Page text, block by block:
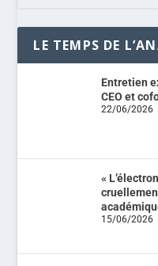
LE TEMPS DE
Entretien
CEO et
22/06/2026
«
15/06/2026